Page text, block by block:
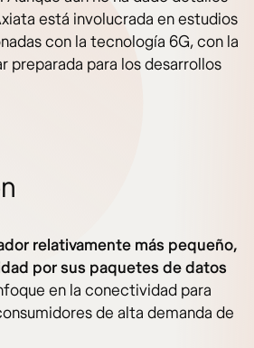
está involucrada en estudios
con la tecnología 6G, con la
preparada para los desarrollos
relativamente más pequeño,
por sus paquetes de datos
en la conectividad para
de alta demanda de